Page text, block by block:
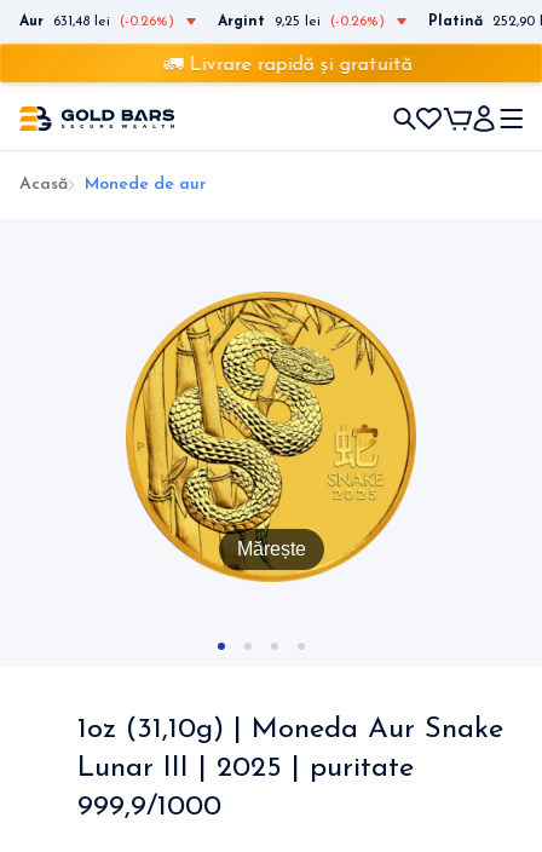
Aur 631,48 lei (-0.26%) Argint 9,25 lei (-0.26%) Platină 252,90
🚛 Livrare rapidă și gratuită
Acasă Monede de aur
Mărește
1oz (31,10g) | Moneda Aur Snake
Lunar III | 2025 | puritate
999,9/1000